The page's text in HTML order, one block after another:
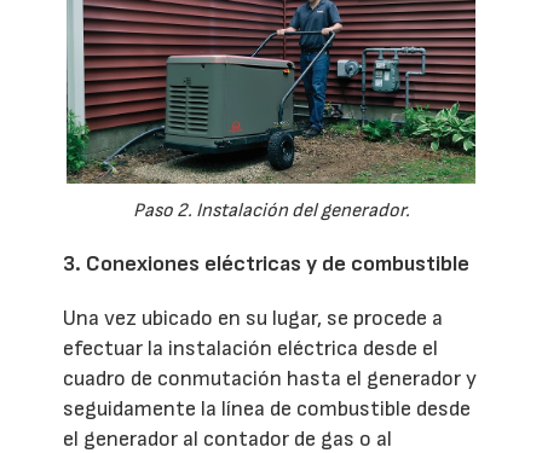
Paso 2. Instalación del generador.
3. Conexiones eléctricas y de combustible
Una vez ubicado en su lugar, se procede a
efectuar la instalación eléctrica desde el
cuadro de conmutación hasta el generador y
seguidamente la línea de combustible desde
el generador al contador de gas o al